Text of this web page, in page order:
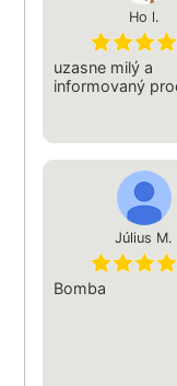
Ho l.
uzasne milý a
informovaný
Július M.
Bomba